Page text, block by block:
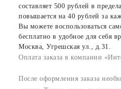
составляет 500 рублей в
повышается на 40 рублей за
Вы можете воспользоваться
бесплатно в удобное для себя
Москва, Угрешская ул., д.31.
Оплата заказа в компании
После оформления заказа